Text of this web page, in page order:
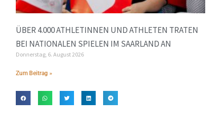
ÜBER 4.000 ATHLETINNEN UND ATHLETEN TRATEN
BEI NATIONALEN SPIELEN IM SAARLAND AN
Donnerstag, 6. August 2026
Zum Beitrag »